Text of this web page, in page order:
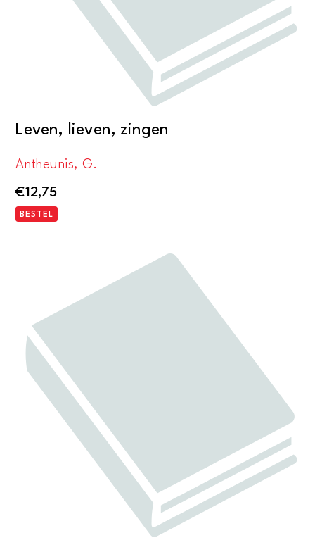
Leven, lieven, zingen
Antheunis, G.
€12,75
BESTEL